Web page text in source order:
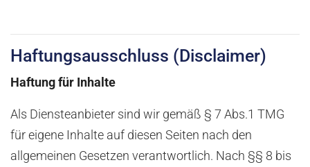
Haftungsausschluss (Disclaimer)
Haftung für Inhalte
Als Diensteanbieter sind wir gemäß § 7 Abs.1 TMG
für eigene Inhalte auf diesen Seiten nach den
allgemeinen Gesetzen verantwortlich. Nach §§ 8 bis